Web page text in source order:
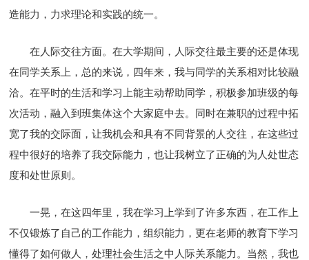
造能力，力求理论和实践的统一。
在人际交往方面。在大学期间，人际交往最主要的还是体现
在同学关系上，总的来说，四年来，我与同学的关系相对比较融
洽。在平时的生活和学习上能主动帮助同学，积极参加班级的每
次活动，融入到班集体这个大家庭中去。同时在兼职的过程中拓
宽了我的交际面，让我机会和具有不同背景的人交往，在这些过
程中很好的培养了我交际能力，也让我树立了正确的为人处世态
度和处世原则。
一晃，在这四年里，我在学习上学到了许多东西，在工作上
不仅锻炼了自己的工作能力，组织能力，更在老师的教育下学习
懂得了如何做人，处理社会生活之中人际关系能力。当然，我也